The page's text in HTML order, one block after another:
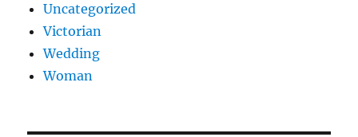
Uncategorized
Victorian
Wedding
Woman